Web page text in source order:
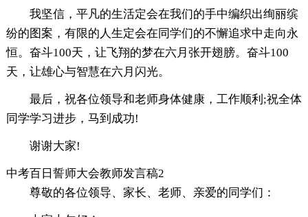
我坚信，平凡的生活定会在我们的手中编织出绚丽缤
纷的图案，有限的人生定会在同学们的不懈追求中走向永
恒。奋斗100天，让飞翔的梦在六月张开翅膀。奋斗100
天，让雄心与智慧在六月闪光。
最后，祝各位领导和老师身体健康，工作顺利;祝全体
同学学习进步，马到成功!
谢谢大家!
中考百日誓师大会教师发言稿2
尊敬的各位领导、家长、老师、亲爱的同学们：